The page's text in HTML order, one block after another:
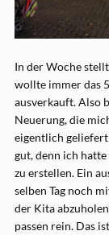
In der Woche
wollte immer das
ausverkauft. Also
Neuerung, die
eigentlich geliefert
gut, denn ich
zu erstellen. Ein
selben Tag noch
der Kita
passen rein. Das